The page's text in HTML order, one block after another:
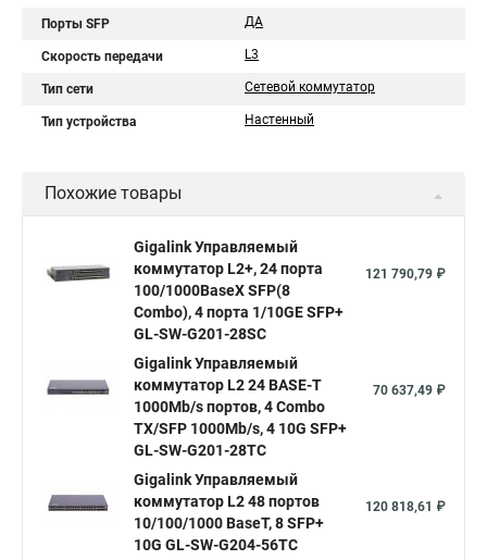
Порты SFP ДА
Скорость передачи L3
Тип сети Сетевой коммутатор
Тип устройства Настенный
Похожие товары
Gigalink Управляемый
коммутатор L2+, 24 порта
100/1000BaseX SFP(8
Combo), 4 порта 1/10GE SFP+
GL-SW-G201-28SC
121 790,79 ₽
Gigalink Управляемый
коммутатор L2 24 BASE-T
1000Mb/s портов, 4 Combo
TX/SFP 1000Mb/s, 4 10G SFP+
GL-SW-G201-28TC
70 637,49 ₽
Gigalink Управляемый
коммутатор L2 48 портов
10/100/1000 BaseT, 8 SFP+
10G GL-SW-G204-56TC
120 818,61 ₽